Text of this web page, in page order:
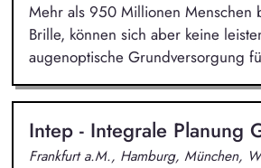
Mehr als 950 Millionen Menschen
Brille, können sich aber keine
augenoptische Grundversorgung
Intep - Integrale Planung
Frankfurt a.M., Hamburg, München,